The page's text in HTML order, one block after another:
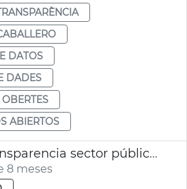
DATOS
DADES
ABIERTOS
Formación transparencia sector público València
8 meses